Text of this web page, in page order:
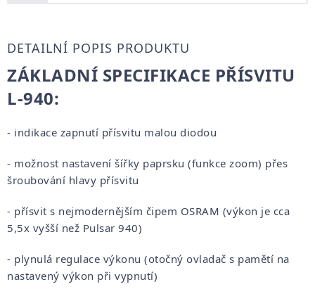
DETAILNÍ POPIS PRODUKTU
ZÁKLADNÍ SPECIFIKACE PŘÍSVITU
L-940:
- indikace zapnutí přísvitu malou diodou
- možnost nastavení šířky paprsku (funkce zoom) přes
šroubování hlavy přísvitu
- přísvit s nejmodernějším čipem OSRAM (výkon je cca
5,5x vyšší než Pulsar 940)
- plynulá regulace výkonu (otočný ovladač s pamětí na
nastavený výkon při vypnutí)